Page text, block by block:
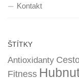
Kontakt
ŠTÍTKY
Antioxidanty
Fitness